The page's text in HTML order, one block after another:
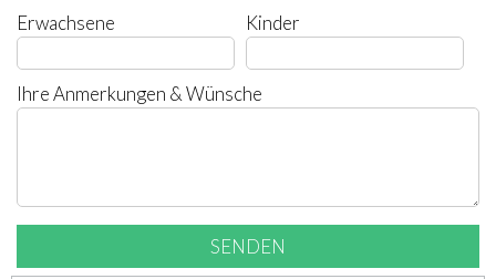
Erwachsene Kinder
Ihre Anmerkungen & Wünsche